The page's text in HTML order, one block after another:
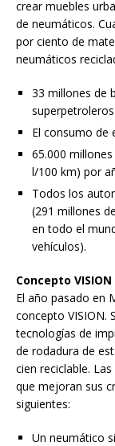
crear muebles
de neumáticos.
por ciento de
neumáticos
33 millones de
El consumo de
65.000
l/100 km) por
Todos los
(291 millones
en todo el
vehículos).
Concepto VISION
El año pasado en
concepto VISION.
tecnologías de
de rodadura de
cien reciclable.
que mejoran sus
siguientes:
Un neumático